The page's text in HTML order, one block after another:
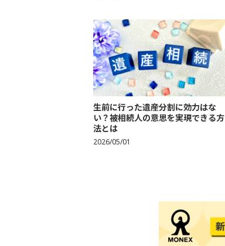
生前に行った遺産分割に効力はな
い？被相続人の意思を実現できる方
法とは
2026/05/01